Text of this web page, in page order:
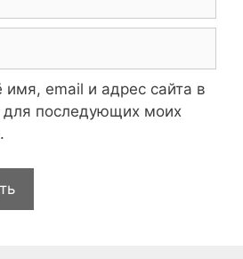
имя, email и адрес сайта в
для последующих моих